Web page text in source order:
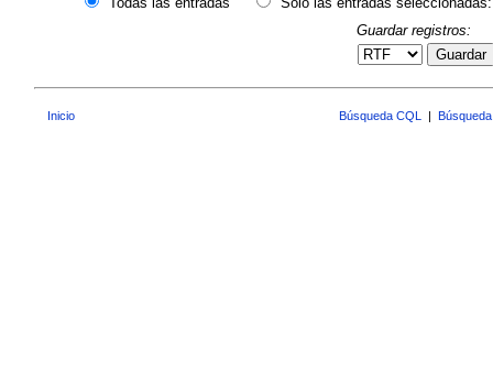
Guardar registros:
Guardar
Inicio Búsqueda CQL